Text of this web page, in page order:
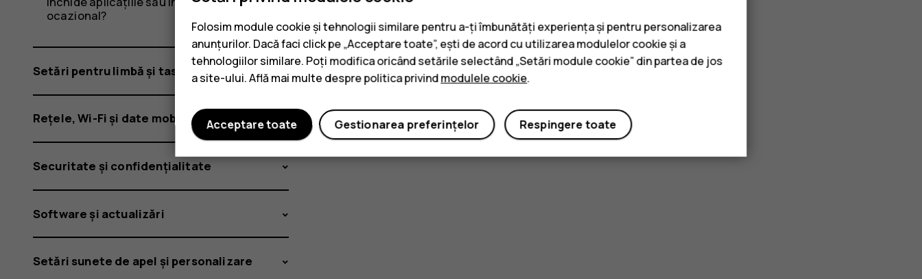
ocazional?
Setări pentru limbă și tastatură
Rețele, Wi-Fi și date mobile
Securitate și confidențialitate
Software și actualizări
Setări sunete de apel și personalizare
Folosim module cookie și tehnologii similare pentru a-ți îmbunătăți experiența și pentru personalizarea
anunțurilor. Dacă faci click pe „Acceptare toate”, ești de acord cu utilizarea modulelor cookie și a
tehnologiilor similare. Poți modifica oricând setările selectând „Setări module cookie” din partea de jos
a site-ului. Află mai multe despre politica privindmodulele cookie.
Respingere toate
Gestionarea preferințelor
Acceptare toate